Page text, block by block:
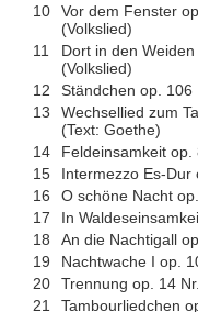
10
Vor dem Fenster
(Volkslied)
11
Dort in den
(Volkslied)
12
Ständchen op. 106
13
Wechsellied zum
(Text: Goethe)
14
Feldeinsamkeit op.
15
Intermezzo Es-Dur
16
O schöne Nacht
17
In
18
An die Nachtigall
19
Nachtwache I op.
20
Trennung op. 14
21
Tambourliedchen